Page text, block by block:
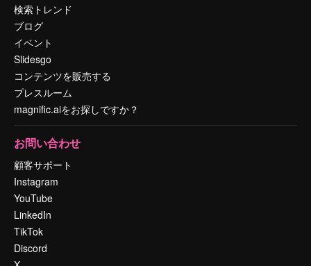
検索トレンド
ブログ
イベント
Slidesgo
コンテンツを販売する
プレスルーム
magnific.aiをお探しですか？
お問い合わせ
顧客サポート
Instagram
YouTube
LinkedIn
TikTok
Discord